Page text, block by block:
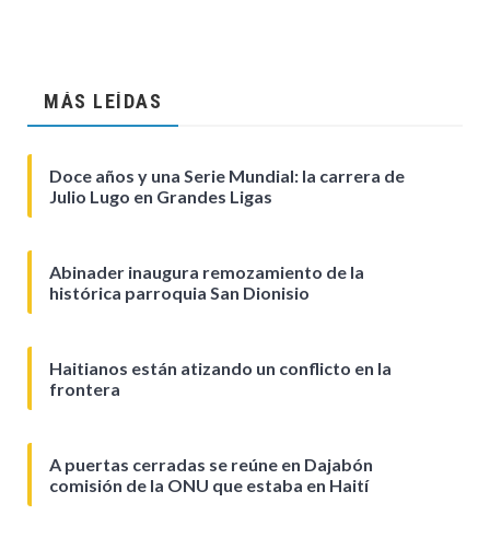
MÁS LEÍDAS
Doce años y una Serie Mundial: la carrera de
Julio Lugo en Grandes Ligas
Abinader inaugura remozamiento de la
histórica parroquia San Dionisio
Haitianos están atizando un conflicto en la
frontera
A puertas cerradas se reúne en Dajabón
comisión de la ONU que estaba en Haití